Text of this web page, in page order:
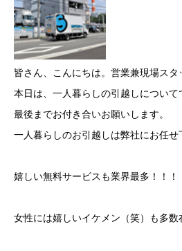
皆さん、こんにちは。営業兼現場スタ
本日は、一人暮らしの引越しについて
最後までお付き合いお願いします。
一人暮らしのお引越しは弊社にお任せ
嬉しい無料サービスも業界最多！！！
女性には嬉しいイケメン（笑）も多数